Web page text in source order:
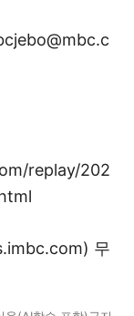
replay/202
무